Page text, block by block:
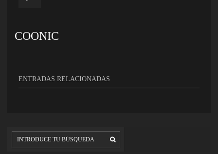
COONIC
ENTRADAS RELACIONADAS